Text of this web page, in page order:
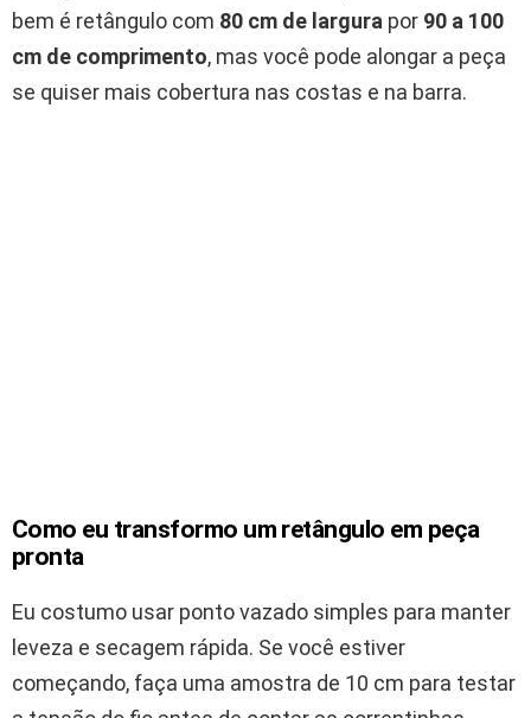
bem é retângulo com 80 cm de largura por 90 a 100
cm de comprimento, mas você pode alongar a peça
se quiser mais cobertura nas costas e na barra.
Como eu transformo um retângulo em peça
pronta
Eu costumo usar ponto vazado simples para manter
leveza e secagem rápida. Se você estiver
começando, faça uma amostra de 10 cm para testar